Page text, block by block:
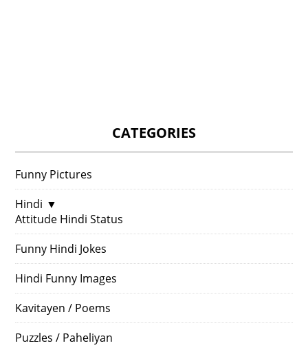
CATEGORIES
Funny Pictures
Hindi ▼
Attitude Hindi Status
Funny Hindi Jokes
Hindi Funny Images
Kavitayen / Poems
Puzzles / Paheliyan